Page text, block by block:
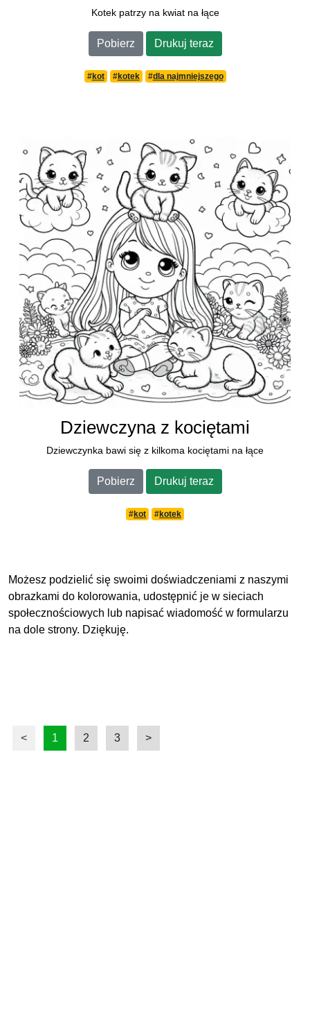
Kotek patrzy na kwiat na łące
Pobierz Drukuj teraz
#kot #kotek #dla najmniejszego
Dziewczyna z kociętami
Dziewczynka bawi się z kilkoma kociętami na łące
Pobierz Drukuj teraz
#kot #kotek
Możesz podzielić się swoimi doświadczeniami z naszymi
obrazkami do kolorowania, udostępnić je w sieciach
społecznościowych lub napisać wiadomość w formularzu
na dole strony. Dziękuję.
< 1 2 3 >